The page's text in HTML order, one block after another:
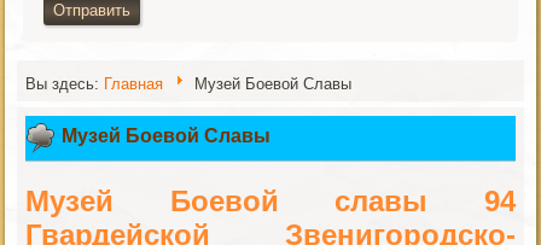
Отправить
Вы здесь: Главная Музей Боевой Славы
Музей Боевой Славы
Музей Боевой славы 94
Гвардейской Звенигородско-